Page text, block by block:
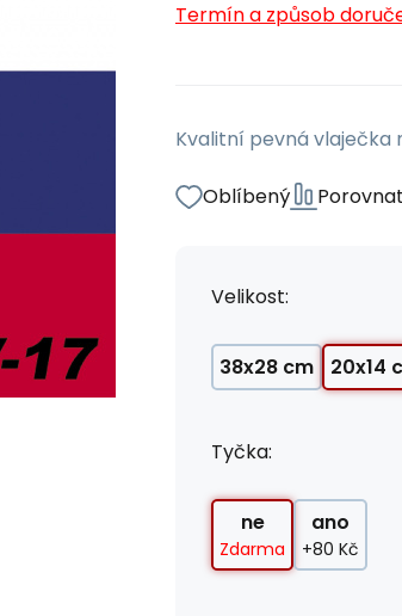
Termín a způsob
Kvalitní pevná
Oblíbený Porovnat
Velikost:
38x28 cm 20x14
Tyčka:
ne
Zdarma
ano
+80 Kč